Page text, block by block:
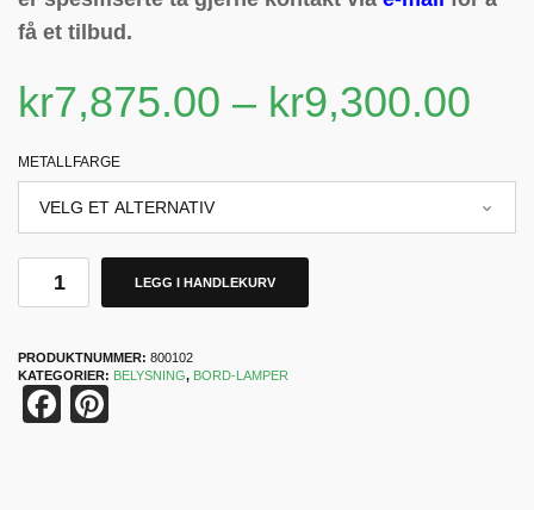
få et tilbud.
kr7,875.00 – kr9,300.00
METALLFARGE
LEGG I HANDLEKURV
PRODUKTNUMMER: 800102
KATEGORIER: BELYSNING, BORD-LAMPER
Facebook